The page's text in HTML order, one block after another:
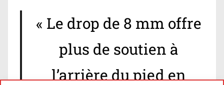
« Le drop de 8 mm offre
plus de soutien à
l’arrière du pied en